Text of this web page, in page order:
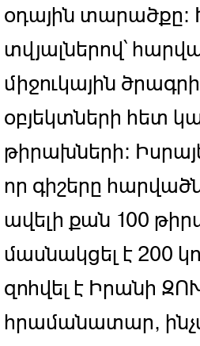
օդային տարածքը:
տվյալներով՝
միջուկային
օբյեկտների հետ
թիրախների։
որ գիշերը
ավելի քան 100
մասնակցել է 200
զոհվել է Իրանի
հրամանատար,